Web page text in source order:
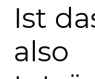
Ist
also